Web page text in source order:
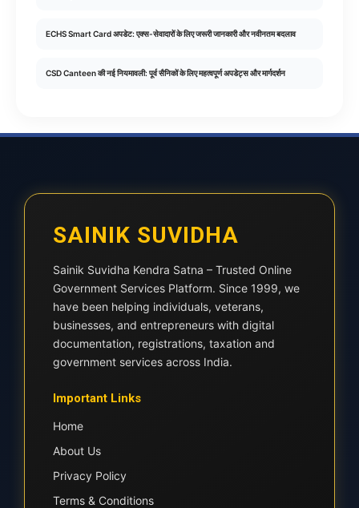
ECHS Smart Card अपडेट: एक्स-सेवादारों के लिए जरूरी जानकारी और नवीनतम बदलाव
CSD Canteen की नई नियमावली: पूर्व सैनिकों के लिए महत्वपूर्ण अपडेट्स और मार्गदर्शन
SAINIK SUVIDHA
Sainik Suvidha Kendra Satna – Trusted Online
Government Services Platform. Since 1999, we
have been helping individuals, veterans,
businesses, and entrepreneurs with digital
documentation, registrations, taxation and
government services across India.
Important Links
Home
About Us
Privacy Policy
Terms & Conditions